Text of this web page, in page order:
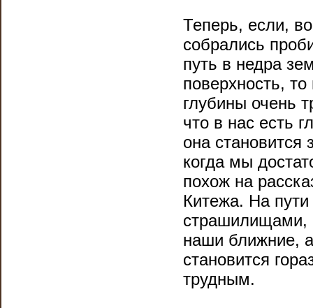
Теперь, если,
собрались
путь в недра
поверхность,
глубины очень
что в нас есть
она становится
когда мы
похож на
Китежа. На
страшилищами,
наши ближние,
становится
трудным.